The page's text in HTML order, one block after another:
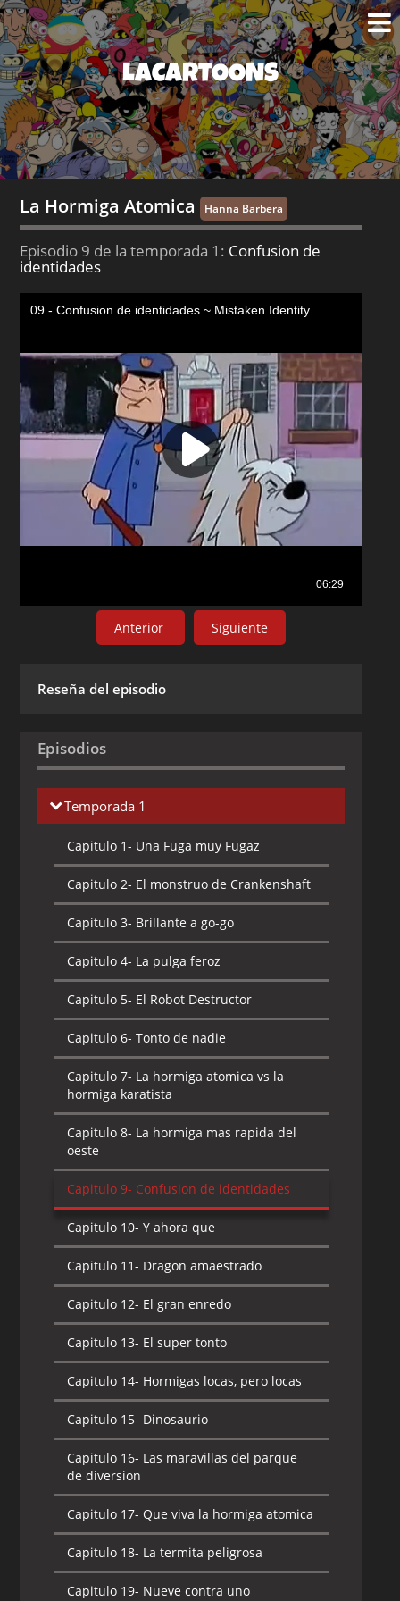
LACARTOONS
La Hormiga Atomica Hanna Barbera
Episodio 9 de la temporada 1: Confusion de
identidades
Anterior Siguiente
Reseña del episodio
Episodios
Temporada 1
Capitulo 1- Una Fuga muy Fugaz
Capitulo 2- El monstruo de Crankenshaft
Capitulo 3- Brillante a go-go
Capitulo 4- La pulga feroz
Capitulo 5- El Robot Destructor
Capitulo 6- Tonto de nadie
Capitulo 7- La hormiga atomica vs la
hormiga karatista
Capitulo 8- La hormiga mas rapida del
oeste
Capitulo 9- Confusion de identidades
Capitulo 10- Y ahora que
Capitulo 11- Dragon amaestrado
Capitulo 12- El gran enredo
Capitulo 13- El super tonto
Capitulo 14- Hormigas locas, pero locas
Capitulo 15- Dinosaurio
Capitulo 16- Las maravillas del parque
de diversion
Capitulo 17- Que viva la hormiga atomica
Capitulo 18- La termita peligrosa
Capitulo 19- Nueve contra uno